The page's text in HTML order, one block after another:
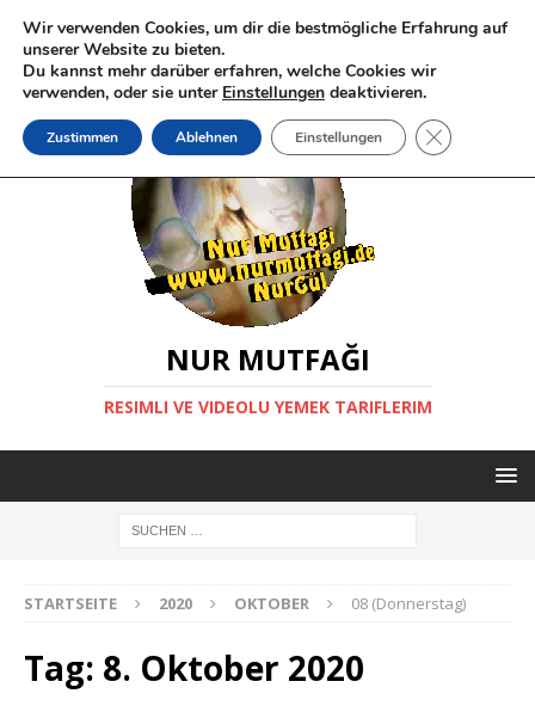
NUR MUTFAĞI
RESIMLI VE VIDEOLU YEMEK TARIFLERIM
STARTSEITE 2020 OKTOBER 08 (Donnerstag)
Tag: 8. Oktober 2020
Wir verwenden Cookies, um dir die bestmögliche Erfahrung auf
unserer Website zu bieten.
Du kannst mehr darüber erfahren, welche Cookies wir
verwenden, oder sie unter Einstellungen deaktivieren.
Zustimmen Ablehnen Einstellungen GDPR